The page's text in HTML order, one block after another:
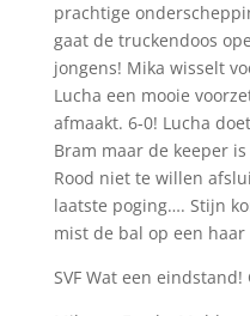
prachtige
gaat de truckendoos
jongens! Mika wisselt
Lucha een mooie
afmaakt. 6-0! Lucha
Bram maar de keeper
Rood niet te willen
laatste poging…. Stijn
mist de bal op een haar
SVF Wat een